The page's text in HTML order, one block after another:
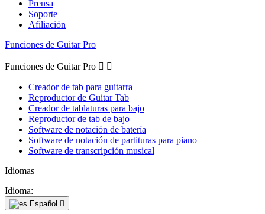
Prensa
Soporte
Afiliación
Funciones de Guitar Pro
Funciones de Guitar Pro  
Creador de tab para guitarra
Reproductor de Guitar Tab
Creador de tablaturas para bajo
Reproductor de tab de bajo
Software de notación de batería
Software de notación de partituras para piano
Software de transcripción musical
Idiomas
Idioma:
Español 